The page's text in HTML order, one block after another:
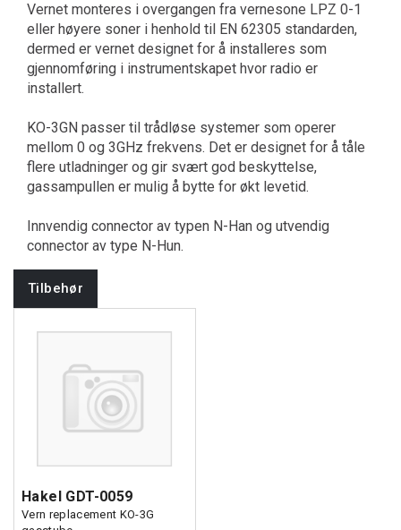
Vernet monteres i overgangen fra vernesone LPZ 0-1
eller høyere soner i henhold til EN 62305 standarden,
dermed er vernet designet for å installeres som
gjennomføring i instrumentskapet hvor radio er
installert.
KO-3GN passer til trådløse systemer som operer
mellom 0 og 3GHz frekvens. Det er designet for å tåle
flere utladninger og gir svært god beskyttelse,
gassampullen er mulig å bytte for økt levetid.
Innvendig connector av typen N-Han og utvendig
connector av type N-Hun.
Tilbehør
Hakel GDT-0059
Vern replacement KO-3G